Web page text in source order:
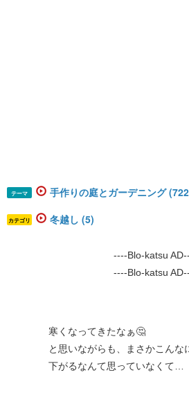
テーマ 手作りの庭とガーデニング
カテゴリ 冬越し (5)
----Blo-katsu
----Blo-katsu
寒くなってきたなぁ🤔
と思いながらも、まさかこんなに
下がるなんて思っていなくて…